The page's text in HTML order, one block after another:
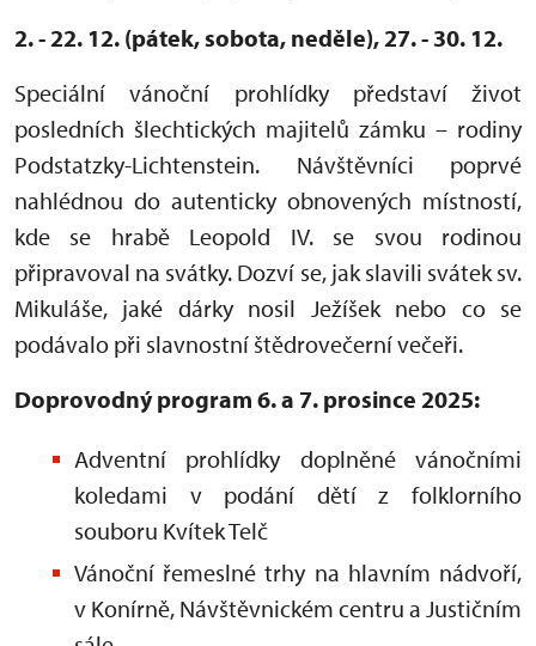
2. - 22. 12. (pátek, sobota, neděle), 27. - 30. 12.
Speciální vánoční prohlídky představí život
posledních šlechtických majitelů zámku – rodiny
Podstatzky-Lichtenstein. Návštěvníci poprvé
nahlédnou do autenticky obnovených místností,
kde se hrabě Leopold IV. se svou rodinou
připravoval na svátky. Dozví se, jak slavili svátek sv.
Mikuláše, jaké dárky nosil Ježíšek nebo co se
podávalo při slavnostní štědrovečerní večeři.
Doprovodný program 6. a 7. prosince 2025:
Adventní prohlídky doplněné vánočními
koledami v podání dětí z folklorního
souboru Kvítek Telč
Vánoční řemeslné trhy na hlavním nádvoří,
v Konírně, Návštěvnickém centru a Justičním